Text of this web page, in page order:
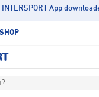
INTERSPORT App